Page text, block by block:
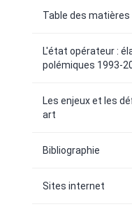
Table des matières
L'état opérateur :
polémiques 1993-
Les enjeux et les
art
Bibliographie
Sites internet